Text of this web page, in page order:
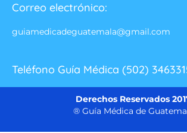
Correo electrónico:
guiamedicadeguatemala@gmail.com
Teléfono Guía Médica (502)
Derechos Reservados
® Guía Médica de